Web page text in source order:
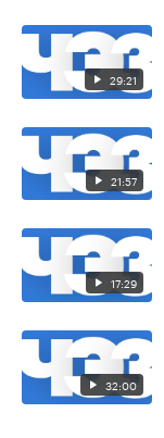
29:21
21:57
17:29
32:00